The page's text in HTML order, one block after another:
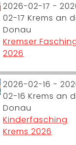
2026-02-17 -
02-17 Krems an
Donau
Kremser
2026
2026-02-16 -
02-16 Krems an
Donau
Kinderfasching
Krems 2026